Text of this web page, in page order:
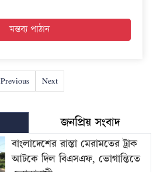
Previous Next
জনপ্রিয় সংবাদ
বাংলাদেশের রাস্তা মেরামতের ট্রাক
আটকে দিল বিএসএফ, ভোগান্তিতে